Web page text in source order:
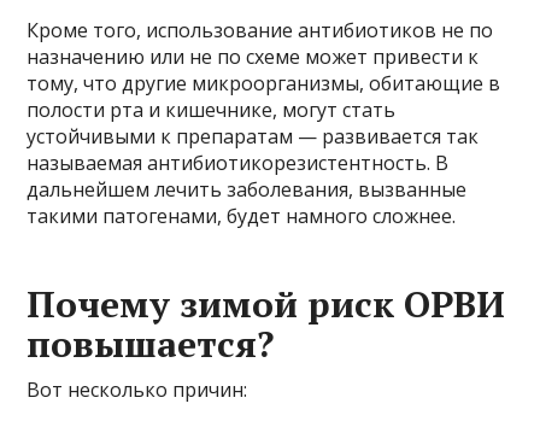
Кроме того, использование антибиотиков не по
назначению или не по схеме может привести к
тому, что другие микроорганизмы, обитающие в
полости рта и кишечнике, могут стать
устойчивыми к препаратам — развивается так
называемая антибиотикорезистентность. В
дальнейшем лечить заболевания, вызванные
такими патогенами, будет намного сложнее.
Почему зимой риск ОРВИ
повышается?
Вот несколько причин: